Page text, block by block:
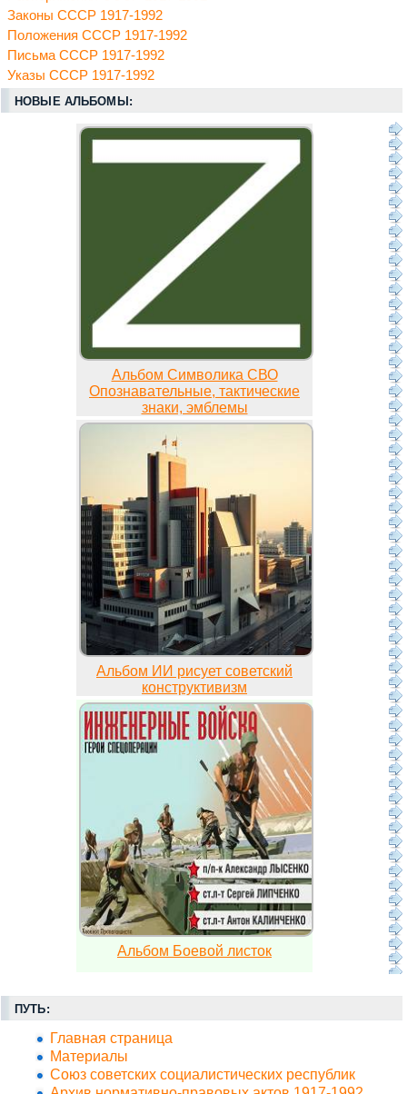
Законы СССР 1917-1992
Положения СССР 1917-1992
Письма СССР 1917-1992
Указы СССР 1917-1992
НОВЫЕ АЛЬБОМЫ:
Альбом Символика СВО
Опознавательные, тактические
знаки, эмблемы
Альбом ИИ рисует советский
конструктивизм
Альбом Боевой листок
ПУТЬ:
Главная страница
Материалы
Союз советских социалистических республик